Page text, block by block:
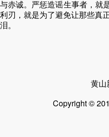
与赤诚。严惩造谣生事者，就
利刃，就是为了避免让那些真
泪。
黄山
Copyright ©